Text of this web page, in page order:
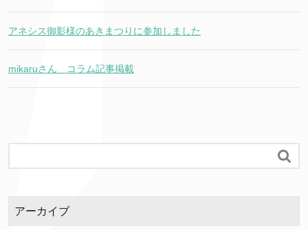
アネシス御影様のあきまつりに参加しました
mikaruさん コラム記事掲載

アーカイブ